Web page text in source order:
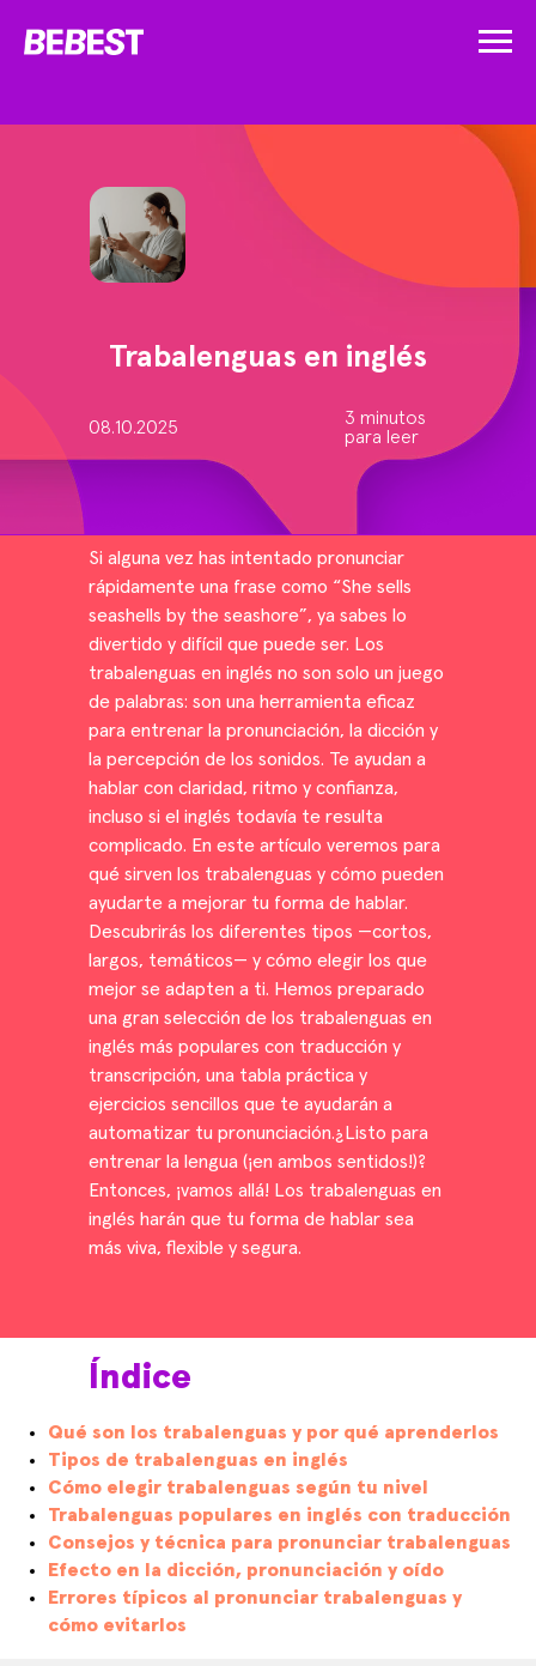
Trabalenguas en inglés
08.10.2025
3 minutos
para leer
Si alguna vez has intentado pronunciar
rápidamente una frase como “She sells
seashells by the seashore”, ya sabes lo
divertido y difícil que puede ser. Los
trabalenguas en inglés no son solo un juego
de palabras: son una herramienta eficaz
para entrenar la pronunciación, la dicción y
la percepción de los sonidos. Te ayudan a
hablar con claridad, ritmo y confianza,
incluso si el inglés todavía te resulta
complicado. En este artículo veremos para
qué sirven los trabalenguas y cómo pueden
ayudarte a mejorar tu forma de hablar.
Descubrirás los diferentes tipos —cortos,
largos, temáticos— y cómo elegir los que
mejor se adapten a ti. Hemos preparado
una gran selección de los trabalenguas en
inglés más populares con traducción y
transcripción, una tabla práctica y
ejercicios sencillos que te ayudarán a
automatizar tu pronunciación.¿Listo para
entrenar la lengua (¡en ambos sentidos!)?
Entonces, ¡vamos allá! Los trabalenguas en
inglés harán que tu forma de hablar sea
más viva, flexible y segura.
Índice
Qué son los trabalenguas y por qué aprenderlos
Tipos de trabalenguas en inglés
Cómo elegir trabalenguas según tu nivel
Trabalenguas populares en inglés con traducción
Consejos y técnica para pronunciar trabalenguas
Efecto en la dicción, pronunciación y oído
Errores típicos al pronunciar trabalenguas y
cómo evitarlos